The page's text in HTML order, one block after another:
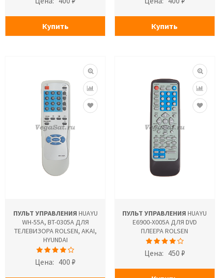
Купить Купить
ПУЛЬТ УПРАВЛЕНИЯ HUAYU
WH-55A, BT-0305A ДЛЯ
ТЕЛЕВИЗОРА ROLSEN, AKAI,
HYUNDAI
Цена: 400 ₽
ПУЛЬТ УПРАВЛЕНИЯ HUAYU
E6900-X005A ДЛЯ DVD
ПЛЕЕРА ROLSEN
Цена: 450 ₽